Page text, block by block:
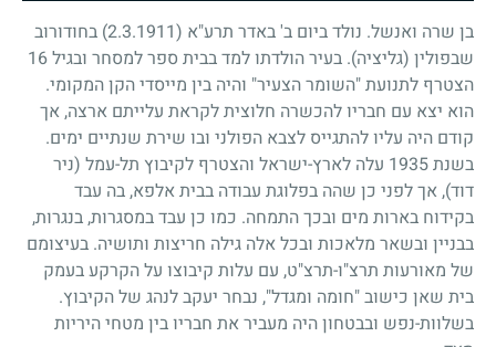
בן שרה ואנשל. נולד ביום ב' באדר תרע"א (2.3.1911)
בחודורוב
שבפולין (גליציה). בעיר הולדתו למד בבית ספר למסחר ובגיל16
הצטרף לתנועת "השומר הצעיר" והיה בין מייסדי הקן המקומי.
הוא יצא עם חבריו להכשרה חלוצית לקראת עלייתם ארצה, אך
קודם היה עליו להתגייס לצבא הפולני ובו שירת שנתיים ימים.
בשנת1935 עלה לארץ-ישראל והצטרף לקיבוץ תל-עמל (ניר
דוד), אך לפני כן שהה בפלוגת עבודה בבית אלפא, בה עבד
בקידוח בארות מים ובכך התמחה. כמו כן עבד במסגרות, בנגרות,
בבניין ובשאר מלאכות ובכל אלה גילה חריצות ותושיה. בעיצומם
של מאורעות תרצ"ו-תרצ"ט, עם עלות קיבוצו על הקרקע בעמק
בית שאן כישוב "חומה ומגדל", נבחר יעקב לנהג של הקיבוץ.
בשלוות-נפש ובבטחון היה מעביר את חבריו בין מטחי היריות